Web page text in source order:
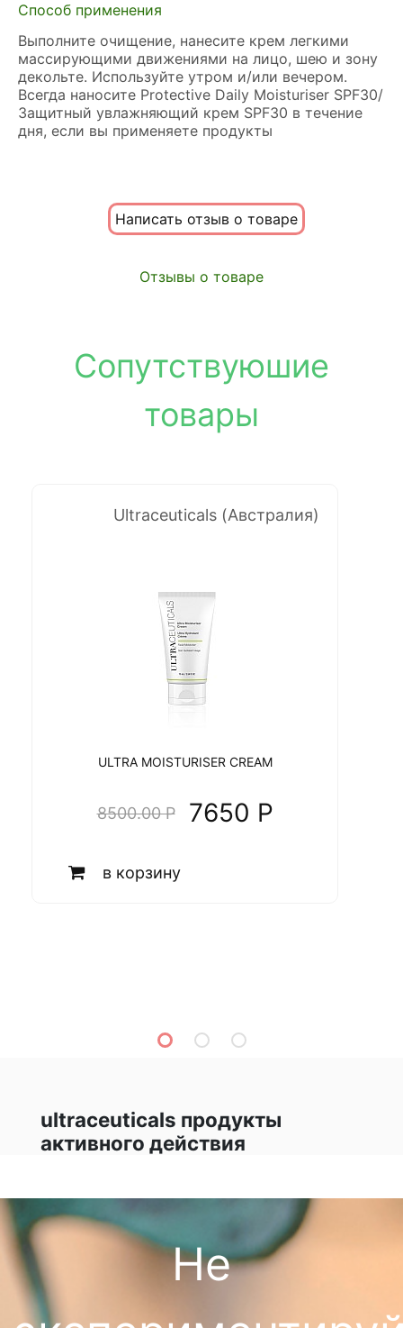
Способ применения
Выполните очищение, нанесите крем легкими
массирующими движениями на лицо, шею и зону
декольте. Используйте утром и/или вечером.
Всегда наносите Protective Daily Moisturiser SPF30/
Защитный увлажняющий крем SPF30 в течение
дня, если вы применяете продукты
Написать отзыв о товаре
Отзывы о товаре
Сопутствуюшие
товары
Ultraceuticals (Австралия)
ULTRA MOISTURISER CREAM
8500.00 P 7650 P
в корзину
ultraceuticals продукты
активного действия
Не